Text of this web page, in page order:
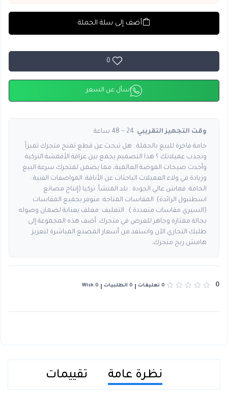
0
اسأل عن السعر
وقت التجهيز التقريبي: 24 ~ 48 ساعة
خامة فاخرة للبيع بالجملة . هل تبحث عن قطع تمنح متجرك تميزاً
وتجذب عميلاتك ؟ هذا التصميم يجمع بين عراقة الأقمشة التركية
وأحدث صيحات الموضة العالمية، مما يضمن لمتجرك سرعة البيع
وزيادة في ولاء العميلات الباحثات عن الأناقة. المواصفات الفنية :
الخامة: قماش عالي الجودة . بلد المنشأ: تركيا (إنتاج مصانع
اسطنبول الرائدة). المقاسات المتاحة: متوفر بجميع المقاسات
(السيري مقاسات متعددة ) . التغليف: مغلف بعناية لضمان وصوله
بحالة ممتازة وجاهز للعرض في متجرك. أضف هذه المجموعة إلى
طلبك التجاري الآن واستفد من أسعار المصنع المباشرة لتعزيز
هامش ربح متجرك.
0 0 تعليقات 0 الطلبيات 0 Wish
نظرة عامة تقييمات